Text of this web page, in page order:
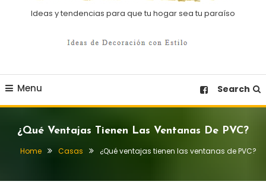
Ideas y tendencias para que tu hogar sea tu paraíso
Menu Search
¿Qué Ventajas Tienen Las Ventanas De PVC?
Home Casas ¿Qué ventajas tienen las ventanas de PVC?